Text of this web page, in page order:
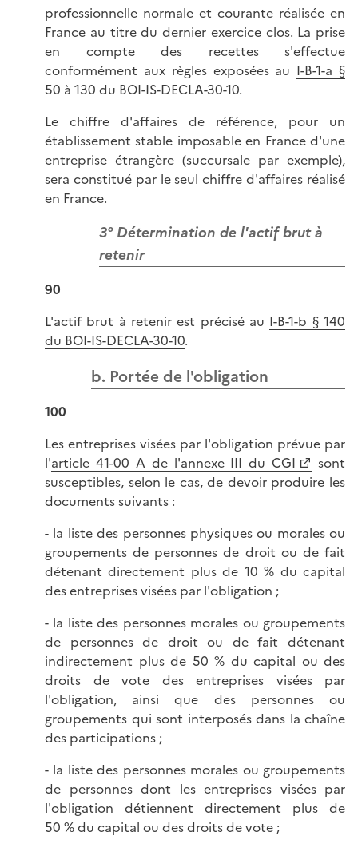
professionnelle normale et courante réalisée en
France au titre du dernier exercice clos. La prise
en compte des recettes s'effectue
conformément aux règles exposées au I-B-1-a §
50 à 130 du BOI-IS-DECLA-30-10.
Le chiffre d'affaires de référence, pour un
établissement stable imposable en France d'une
entreprise étrangère (succursale par exemple),
sera constitué par le seul chiffre d'affaires réalisé
en France.
3° Détermination de l'actif brut à
retenir
90
L'actif brut à retenir est précisé au I-B-1-b § 140
du BOI-IS-DECLA-30-10.
b. Portée de l'obligation
100
Les entreprises visées par l'obligation prévue par
l'article 41-00 A de l'annexe III du CGI
sont
susceptibles, selon le cas, de devoir produire les
documents suivants :
- la liste des personnes physiques ou morales ou
groupements de personnes de droit ou de fait
détenant directement plus de 10 % du capital
des entreprises visées par l'obligation ;
- la liste des personnes morales ou groupements
de personnes de droit ou de fait détenant
indirectement plus de 50 % du capital ou des
droits de vote des entreprises visées par
l'obligation, ainsi que des personnes ou
groupements qui sont interposés dans la chaîne
des participations ;
- la liste des personnes morales ou groupements
de personnes dont les entreprises visées par
l'obligation détiennent directement plus de
50 % du capital ou des droits de vote ;